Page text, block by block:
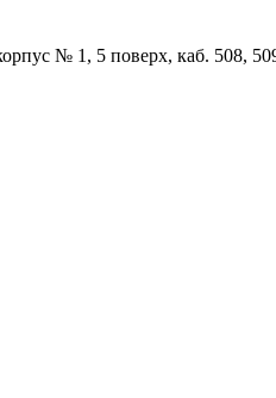
№ 1, 5 поверх, каб. 508,